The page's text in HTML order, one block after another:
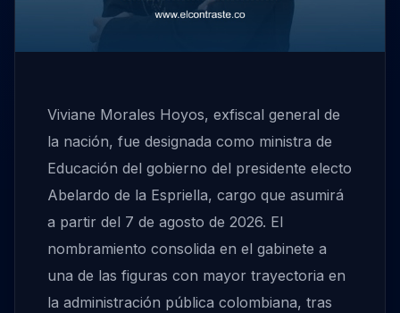
Viviane Morales Hoyos, exfiscal general de
la nación, fue designada como ministra de
Educación del gobierno del presidente electo
Abelardo de la Espriella, cargo que asumirá
a partir del 7 de agosto de 2026. El
nombramiento consolida en el gabinete a
una de las figuras con mayor trayectoria en
la administración pública colombiana, tras